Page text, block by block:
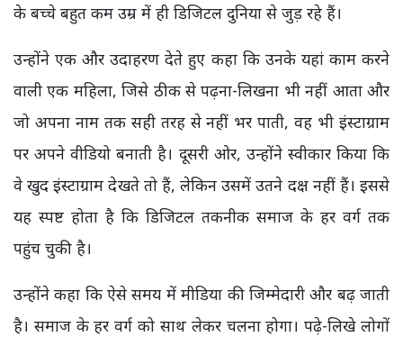
के बच्चे बहुत कम उम्र में ही डिजिटल दुनिया से जुड़ रहे हैं।
उन्होंने एक और उदाहरण देते हुए कहा कि उनके यहां काम करने
वाली एक महिला, जिसे ठीक से पढ़ना-लिखना भी नहीं आता और
जो अपना नाम तक सही तरह से नहीं भर पाती, वह भी इंस्टाग्राम
पर अपने वीडियो बनाती है। दूसरी ओर, उन्होंने स्वीकार किया कि
वे खुद इंस्टाग्राम देखते तो हैं, लेकिन उसमें उतने दक्ष नहीं हैं। इससे
यह स्पष्ट होता है कि डिजिटल तकनीक समाज के हर वर्ग तक
पहुंच चुकी है।
उन्होंने कहा कि ऐसे समय में मीडिया की जिम्मेदारी और बढ़ जाती
है। समाज के हर वर्ग को साथ लेकर चलना होगा। पढ़े-लिखे लोगों